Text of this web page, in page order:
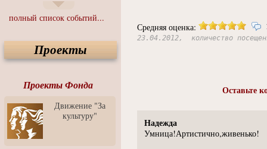
Иммерсивный спектакль
"Язык чистого полета
Спектакль "Крик" в Музее
Современного Искусства
современного искусства от
Медиа-школа "ФОКУС"
Моноспектакль
"Вертинский. Исповедь
Барона"
полный список событий...
Проекты
Проекты Фонда
Движение "За
культуру"
Средняя оценка:
23.04.2012, количество
Оставьте
Надежда
Умница!Артистично,живенько!